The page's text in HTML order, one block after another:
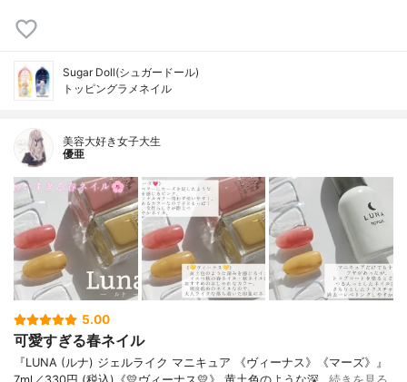
Sugar Doll(シュガードール)
トッピングラメネイル
美容大好き女子大生
優亜
5.00
可愛すぎる春ネイル
『LUNA (ルナ) ジェルライク マニキュア 《ヴィーナス》《マーズ》』